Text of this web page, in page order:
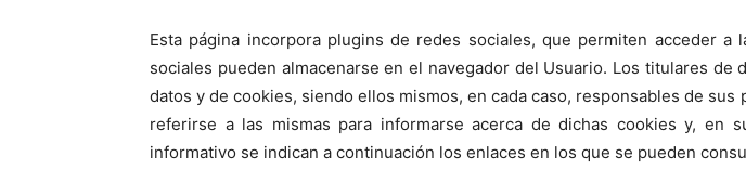
Esta página incorpora plugins de redes sociales, que permiten acceder
sociales pueden almacenarse en el navegador del Usuario. Los titulares
datos y de cookies, siendo ellos mismos, en cada caso, responsables de
referirse a las mismas para informarse acerca de dichas cookies y, en
informativo se indican a continuación los enlaces en los que se pueden